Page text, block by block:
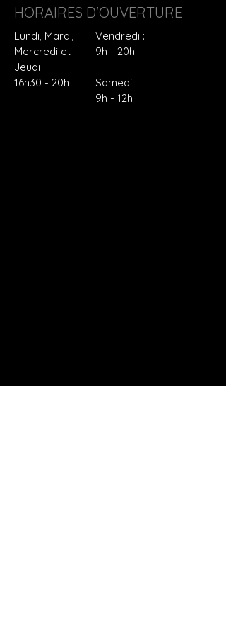
HORAIRES D'OUVERTURE
Lundi, Mardi,
Mercredi et
Jeudi :
16h30 - 20h
Vendredi :
9h - 20h
Samedi :
9h - 12h